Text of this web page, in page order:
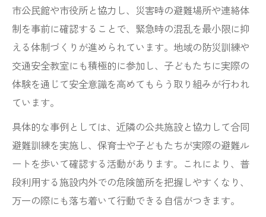
市公民館や市役所と協力し、災害時の避難場所や連絡体
制を事前に確認することで、緊急時の混乱を最小限に抑
える体制づくりが進められています。地域の防災訓練や
交通安全教室にも積極的に参加し、子どもたちに実際の
体験を通じて安全意識を高めてもらう取り組みが行われ
ています。
具体的な事例としては、近隣の公共施設と協力して合同
避難訓練を実施し、保育士や子どもたちが実際の避難ル
ートを歩いて確認する活動があります。これにより、普
段利用する施設内外での危険箇所を把握しやすくなり、
万一の際にも落ち着いて行動できる自信がつきます。